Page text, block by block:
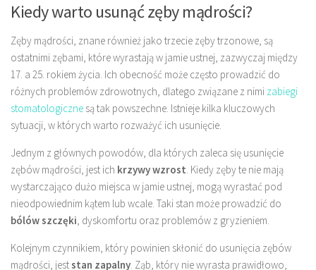
Kiedy warto usunąć zęby mądrości?
Zęby mądrości, znane również jako trzecie zęby trzonowe, są
ostatnimi zębami, które wyrastają w jamie ustnej, zazwyczaj między
17. a 25. rokiem życia. Ich obecność może często prowadzić do
różnych problemów zdrowotnych, dlatego związane z nimi zabiegi
stomatologiczne są tak powszechne. Istnieje kilka kluczowych
sytuacji, w których warto rozważyć ich usunięcie.
Jednym z głównych powodów, dla których zaleca się usunięcie
zębów mądrości, jest ich krzywy wzrost. Kiedy zęby te nie mają
wystarczająco dużo miejsca w jamie ustnej, mogą wyrastać pod
nieodpowiednim kątem lub wcale. Taki stan może prowadzić do
bólów szczęki, dyskomfortu oraz problemów z gryzieniem.
Kolejnym czynnikiem, który powinien skłonić do usunięcia zębów
mądrości, jeststan zapalny. Ząb, który nie wyrasta prawidłowo,